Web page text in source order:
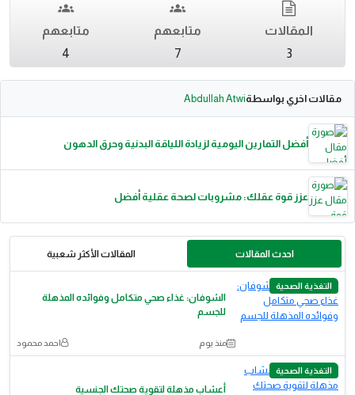
المقالات
3
متابعهم
7
متابعهم
4
مقالات اخري بواسطةAbdullah Atwi
أفضل التمارين اليومية لزيادة اللياقة البدنية وحرق الدهون
عزز قوة عقلك: مشروبات لصحة عقلية أفضل
احدث المقالات المقالات الأكثر شعبية
التغذية الصحية
الشوفان: غذاء صحي متكامل وفوائده المذهلة
للجسم
منذ يوم احمد محمود
التغذية الصحية
أعشاب مذهلة لتقوية صحتك الجنسية